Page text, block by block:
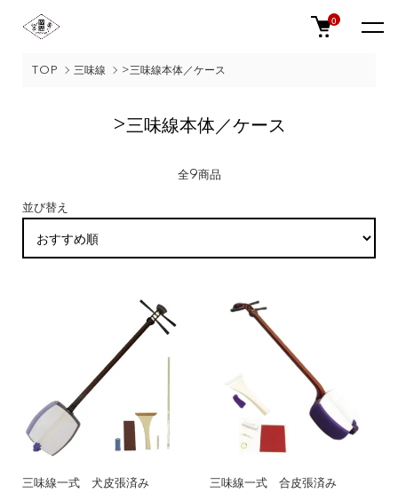
0
TOP 三味線 >三味線本体／ケース
>三味線本体／ケース
全9商品
並び替え
三味線一式 犬皮張済み
三味線一式 合皮張済み